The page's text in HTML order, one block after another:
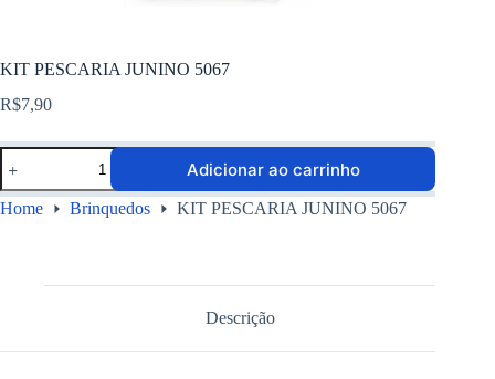
KIT PESCARIA JUNINO 5067
R$7,90
Adicionar ao carrinho
Home Brinquedos KIT PESCARIA JUNINO 5067
Descrição